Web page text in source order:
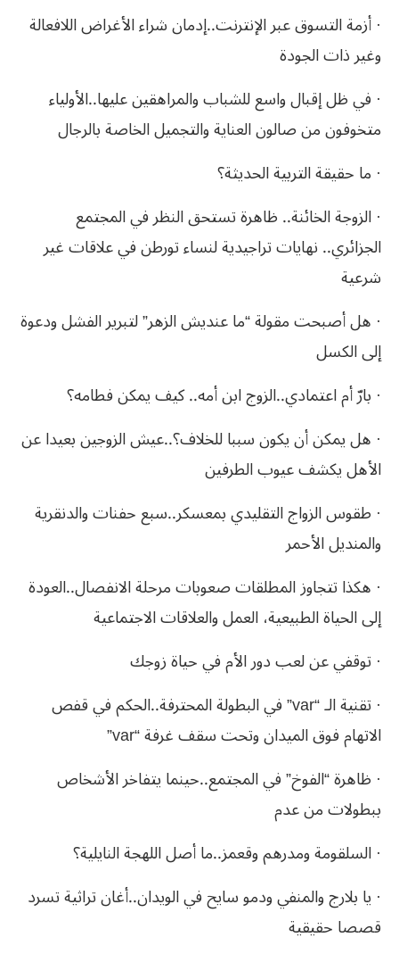
· أزمة التسوق عبر الإنترنت..إدمان شراء الأغراض اللافعالة
وغير ذات الجودة
· في ظل إقبال واسع للشباب والمراهقين عليها..الأولياء
متخوفون من صالون العناية والتجميل الخاصة بالرجال
· ما حقيقة التربية الحديثة؟
· الزوجة الخائنة.. ظاهرة تستحق النظر في المجتمع
الجزائري.. نهايات تراجيدية لنساء تورطن في علاقات غير
شرعية
· هل أصبحت مقولة “ما عنديش الزهر” لتبرير الفشل ودعوة
إلى الكسل
· بارّ أم اعتمادي..الزوج ابن أمه.. كيف يمكن فطامه؟
· هل يمكن أن يكون سببا للخلاف؟..عيش الزوجين بعيدا عن
الأهل يكشف عيوب الطرفين
· طقوس الزواج التقليدي بمعسكر..سبع حفنات والدنقرية
والمنديل الأحمر
· هكذا تتجاوز المطلقات صعوبات مرحلة الانفصال..العودة
إلى الحياة الطبيعية، العمل والعلاقات الاجتماعية
· توقفي عن لعب دور الأم في حياة زوجك
· تقنية الـ “var” في البطولة المحترفة..الحكم في قفص
الاتهام فوق الميدان وتحت سقف غرفة “var”
· ظاهرة “الفوخ” في المجتمع..حينما يتفاخر الأشخاص
ببطولات من عدم
· السلقومة ومدرهم وقعمز..ما أصل اللهجة النايلية؟
· يا بلارج والمنفي ودمو سايح في الويدان..أغان تراثية تسرد
قصصا حقيقية